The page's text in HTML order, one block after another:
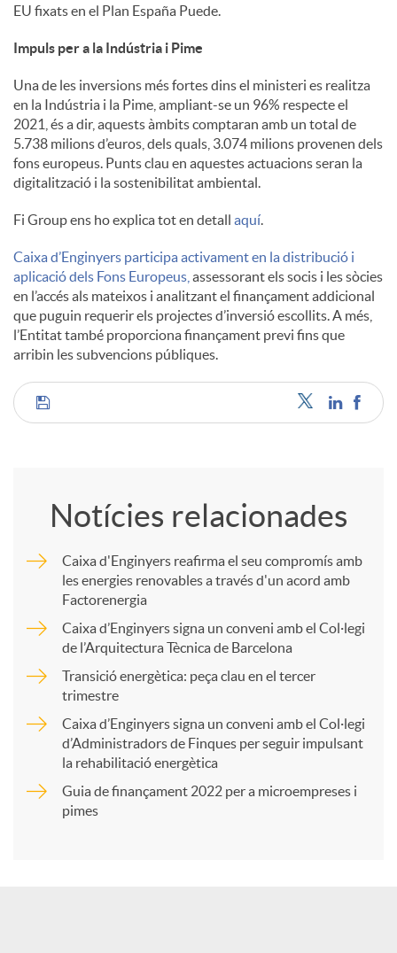
EU fixats en el Plan España Puede.
Impuls per a la Indústria i Pime
Una de les inversions més fortes dins el ministeri es realitza
en la Indústria i la Pime, ampliant-se un 96% respecte el
2021, és a dir, aquests àmbits comptaran amb un total de
5.738 milions d’euros, dels quals, 3.074 milions provenen dels
fons europeus. Punts clau en aquestes actuacions seran la
digitalització i la sostenibilitat ambiental.
Fi Group ens ho explica tot en detall aquí
Caixa d’Enginyers participa activament en la distribució i
aplicació dels Fons Europeus, assessorant els socis i les sòcies
en l’accés als mateixos i analitzant el finançament addicional
que puguin requerir els projectes d’inversió escollits. A més,
l’Entitat també proporciona finançament previ fins que
arribin les subvencions públiques.
C
r
Notícies relacionades
Caixa d'Enginyers reafirma el seu compromís amb
les energies renovables a través d'un acord amb
Factorenergia
Caixa d’Enginyers signa un conveni amb el Col·legi
de l’Arquitectura Tècnica de Barcelona
Transició energètica: peça clau en el tercer
trimestre
Caixa d’Enginyers signa un conveni amb el Col·legi
d’Administradors de Finques per seguir impulsant
la rehabilitació energètica
Guia de finançament 2022 per a microempreses i
pimes